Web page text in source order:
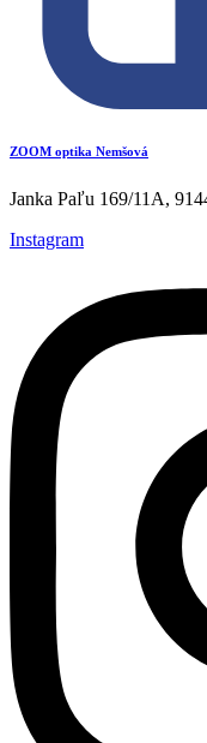
ZOOM optika Nemšová
Janka Paľu 169/11A,
Instagram